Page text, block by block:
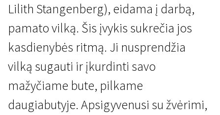
Lilith Stangenberg), eidama į darbą,
pamato vilką. Šis įvykis sukrečia jos
kasdienybės ritmą. Ji nusprendžia
vilką sugauti ir įkurdinti savo
mažyčiame bute, pilkame
daugiabutyje. Apsigyvenusi su žvėrimi,